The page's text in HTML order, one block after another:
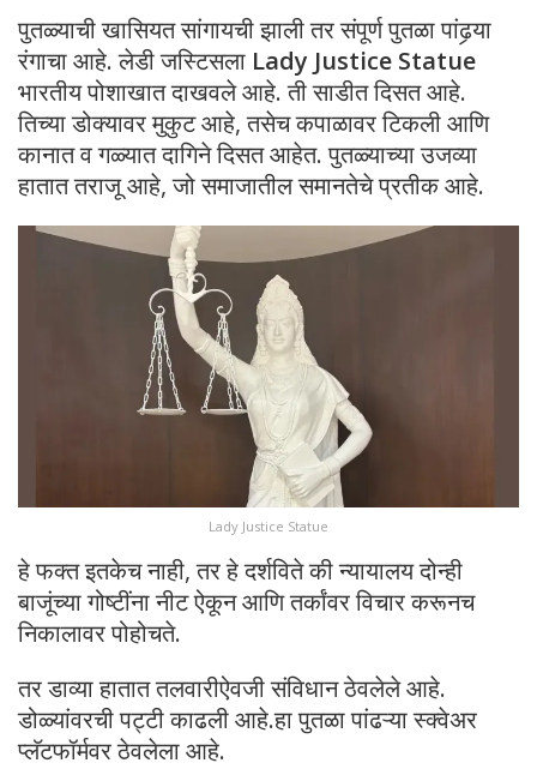
पुतळ्याची खासियत सांगायची झाली तर संपूर्ण पुतळा पांढर्‍या
रंगाचा आहे. लेडी जस्टिसला Lady Justice Statue
भारतीय पोशाखात दाखवले आहे. ती साडीत दिसत आहे.
तिच्या डोक्यावर मुकुट आहे, तसेच कपाळावर टिकली आणि
कानात व गळ्यात दागिने दिसत आहेत. पुतळ्याच्या उजव्या
हातात तराजू आहे, जो समाजातील समानतेचे प्रतीक आहे.
Lady Justice Statue
हे फक्त इतकेच नाही, तर हे दर्शविते की न्यायालय दोन्ही
बाजूंच्या गोष्टींना नीट ऐकून आणि तर्कांवर विचार करूनच
निकालावर पोहोचते.
तर डाव्या हातात तलवारीऐवजी संविधान ठेवलेले आहे.
डोळ्यांवरची पट्टी काढली आहे.हा पुतळा पांढऱ्या स्क्वेअर
प्लॅटफॉर्मवर ठेवलेला आहे.